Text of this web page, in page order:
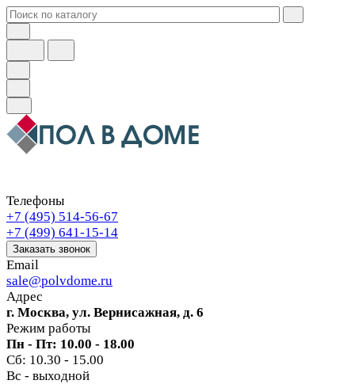
Телефоны
+7 (495) 514-56-67
+7 (499) 641-15-14
Заказать звонок
Email
sale@polvdome.ru
Адрес
г. Москва, ул. Вернисажная, д. 6
Режим работы
Пн - Пт: 10.00 - 18.00
Сб: 10.30 - 15.00
Вс - выходной